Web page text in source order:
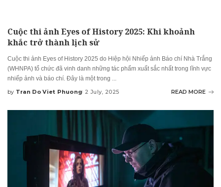
Cuộc thi ảnh Eyes of History 2025: Khi khoảnh
khắc trở thành lịch sử
Cuộc thi ảnh Eyes of History 2025 do Hiệp hội Nhiếp ảnh Báo chí Nhà Trắng
(WHNPA) tổ chức đã vinh danh những tác phẩm xuất sắc nhất trong lĩnh vực
nhiếp ảnh và báo chí. Đây là một trong ...
Posted
by Tran Do Viet Phuong 2 July, 2025 READ MORE